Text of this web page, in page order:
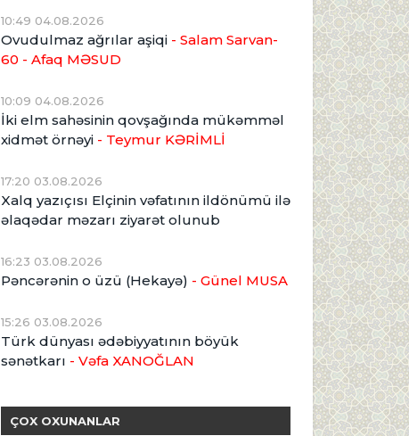
10:49 04.08.2026
Ovudulmaz ağrılar aşiqi - Salam Sarvan-
60 - Afaq MƏSUD
10:09 04.08.2026
İki elm sahəsinin qovşağında mükəmməl
xidmət örnəyi - Teymur KƏRİMLİ
17:20 03.08.2026
Xalq yazıçısı Elçinin vəfatının ildönümü ilə
əlaqədar məzarı ziyarət olunub
16:23 03.08.2026
Pəncərənin o üzü (Hekayə) - Günel MUSA
15:26 03.08.2026
Türk dünyası ədəbiyyatının böyük
sənətkarı - Vəfa XANOĞLAN
ÇOX OXUNANLAR